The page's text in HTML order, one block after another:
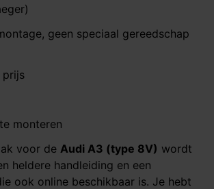
geen speciaal gereedschap
prijs
monteren
voor de Audi A3 (type 8V) wordt
heldere handleiding en een
ook online beschikbaar is. Je hebt